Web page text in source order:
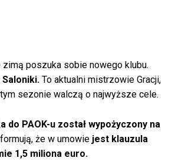
zimą poszuka sobie nowego klubu.
Saloniki. To aktualni mistrzowie Gracji,
sezonie walczą o najwyższe cele.
do PAOK-u został wypożyczony na
że w umowie jest klauzula
1,5 miliona euro.